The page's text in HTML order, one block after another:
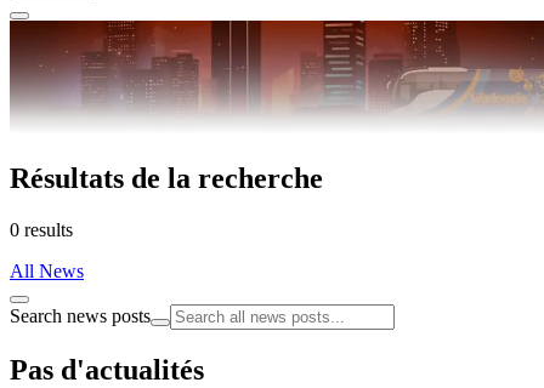
Résultats de la recherche
0 results
All News
Search news posts
Pas d'actualités